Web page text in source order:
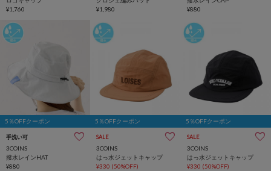
¥1,760
¥1,980
¥880
5％OFFクーポン
手洗い可
3COINS
撥水レインHAT
¥880
5％OFFクーポン
SALE
3COINS
はっ水ジェットキャップ
¥330 (50%OFF)
5％OFFクーポン
SALE
3COINS
はっ水ジェットキャップ
¥330 (50%OFF)